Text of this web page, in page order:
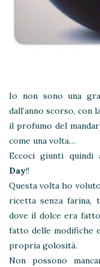
Io non sono una
dall’anno scorso, con
il profumo del
come una volta…
Eccoci giunti quindi
Day!!
Questa volta ho
ricetta senza farina,
dove il dolce era
fatto delle modifiche
propria golosità.
Non possono